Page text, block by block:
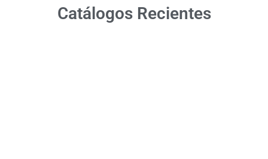
Catálogos Recientes